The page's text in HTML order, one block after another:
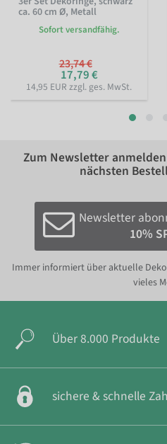
ca. 60 cm Ø, Metall
Sofort versandfähig.
23,74 €
17,79 €
14,95 EUR zzgl. ges. MwSt.
Zum Newsletter
nächsten
Newsletter
10%
Immer informiert über aktuelle
vieles
Über 8.000 Produkte
sichere & schnelle